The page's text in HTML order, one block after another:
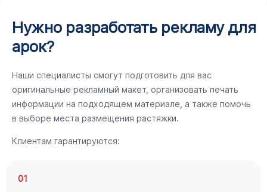
Нужно разработать рекламу для
арок?
Наши специалисты смогут подготовить для вас
оригинальные рекламный макет, организовать печать
информации на подходящем материале, а также помочь
в выборе места размещения растяжки.
Клиентам гарантируются:
01